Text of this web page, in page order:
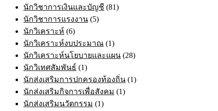
นักวิชาการเงินและบัญชี (81)
นักวิชาการแรงงาน (5)
นักวิเคราะห์ (6)
นักวิเคราะห์งบประมาณ (1)
นักวิเคราะห์นโยบายและแผน (28)
นักวิเทศสัมพันธ์ (1)
นักส่งเสริมการปกครองท้องถิ่น (1)
นักส่งเสริมกิจการเพื่อสังคม (1)
นักส่งเสริมนวัตกรรม (1)